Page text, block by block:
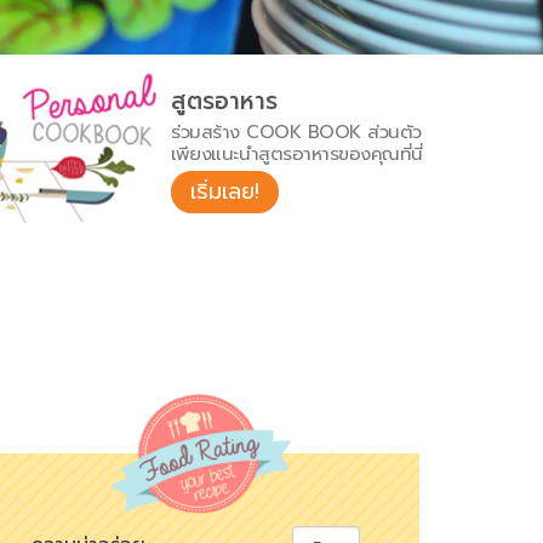
สูตรอาหาร
ร่วมสร้าง COOK BOOK ส่วนตัว
เพียงแนะนำสูตรอาหารของคุณที่นี่
เริ่มเลย!